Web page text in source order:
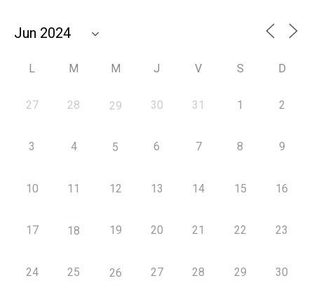
L M M J V S D
27 28 29 30 31 1 2
3 4 5 6 7 8 9
10 11 12 13 14 15 16
17 18 19 20 21 22 23
24 25 26 27 28 29 30